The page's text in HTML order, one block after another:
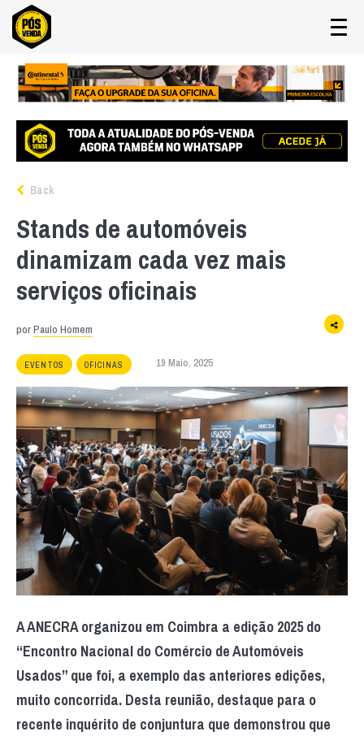
Back
Stands de automóveis
dinamizam cada vez mais
serviços oficinais
porPaulo Homem
EVENTOS OFICINAS 19 Maio, 2025
A ANECRA organizou em Coimbra a edição 2025 do
“Encontro Nacional do Comércio de Automóveis
Usados” que foi, a exemplo das anteriores edições,
muito concorrida. Desta reunião, destaque para o
recente inquérito de conjuntura que demonstrou que